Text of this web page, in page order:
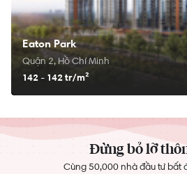
Eaton Park
Quận 2, Hồ Chí Minh
142 - 142 tr/m²
Đừng bỏ lỡ
Cùng 50,000 nhà đầu tư bất